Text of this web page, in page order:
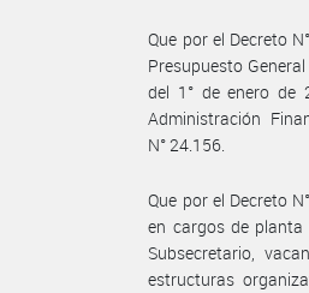
Que por el Decreto
Presupuesto
del 1° de enero de
Administración
N° 24.156.
Que por el Decreto
en cargos de
Subsecretario,
estructuras